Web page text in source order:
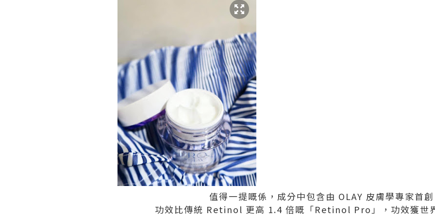
值得一提嘅係，成分中包含由 OLAY 皮膚學專家首創
功效比傳統 Retinol 更高 1.4 倍嘅「Retinol Pro」，功效獲世